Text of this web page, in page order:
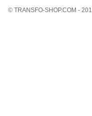
© TRANSFO-SHOP.COM -